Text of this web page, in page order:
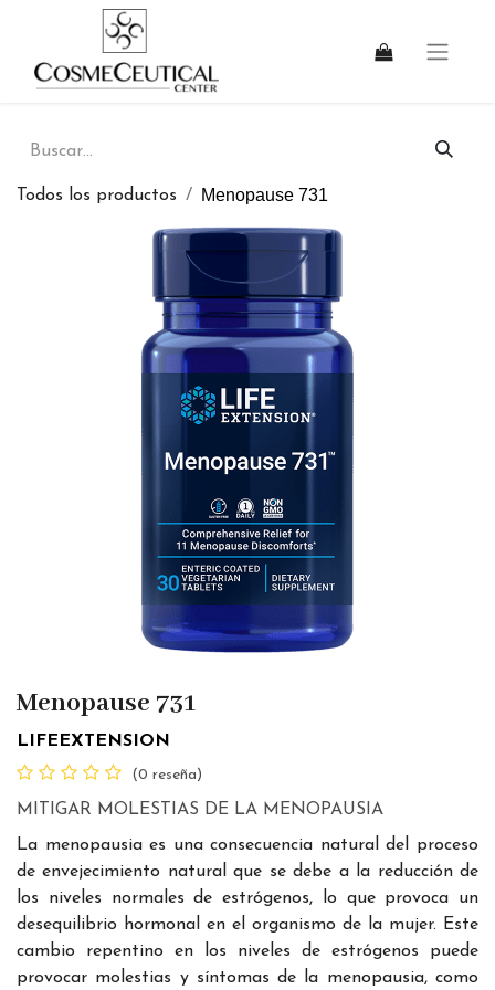
Todos los productos Menopause 731
Menopause 731
LIFEEXTENSION
(0 reseña)
MITIGAR MOLESTIAS DE LA MENOPAUSIA
La menopausia es una consecuencia natural del proceso
de envejecimiento natural que se debe a la reducción de
los niveles normales de estrógenos, lo que provoca un
desequilibrio hormonal en el organismo de la mujer. Este
cambio repentino en los niveles de estrógenos puede
provocar molestias y síntomas de la menopausia, como